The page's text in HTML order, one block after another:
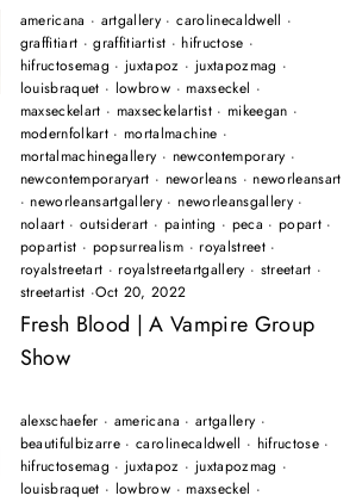
americana · artgallery ·carolinecaldwell ·
graffitiart ·graffitiartist · hifructose ·
hifructosemag ·juxtapoz · juxtapozmag ·
louisbraquet · lowbrow · maxseckel ·
maxseckelart · maxseckelartist· mikeegan ·
modernfolkart · mortalmachine ·
mortalmachinegallery · newcontemporary ·
newcontemporaryart · neworleans · neworleansart
· neworleansartgallery · neworleansgallery·
nolaart ·outsiderart · painting · peca ·popart ·
popartist · popsurrealism · royalstreet·
royalstreetart · royalstreetartgallery · streetart ·
streetartist ·Oct 20, 2022
Fresh Blood | A Vampire Group
Show
alexschaefer · americana · artgallery ·
beautifulbizarre ·carolinecaldwell · hifructose ·
hifructosemag ·juxtapoz · juxtapozmag ·
louisbraquet · lowbrow · maxseckel ·